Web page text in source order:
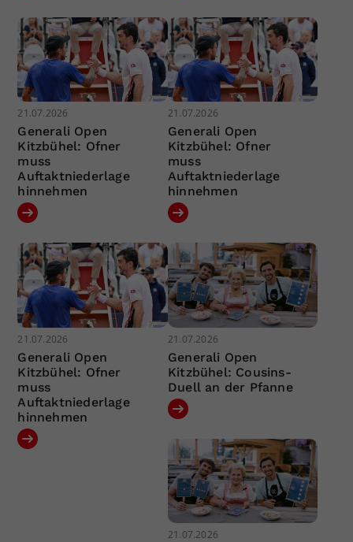
21.07.2026
Generali Open
Kitzbühel: Ofner
muss
Auftaktniederlage
hinnehmen
21.07.2026
Generali Open
Kitzbühel: Ofner
muss
Auftaktniederlage
hinnehmen
21.07.2026
Generali Open
Kitzbühel: Ofner
muss
Auftaktniederlage
hinnehmen
21.07.2026
Generali Open
Kitzbühel: Cousins-
Duell an der Pfanne
21.07.2026